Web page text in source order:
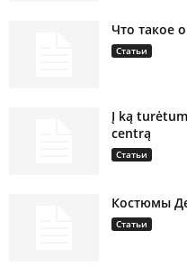
Что такое
Статьи
Į ką
centrą
Статьи
Костюмы
Статьи